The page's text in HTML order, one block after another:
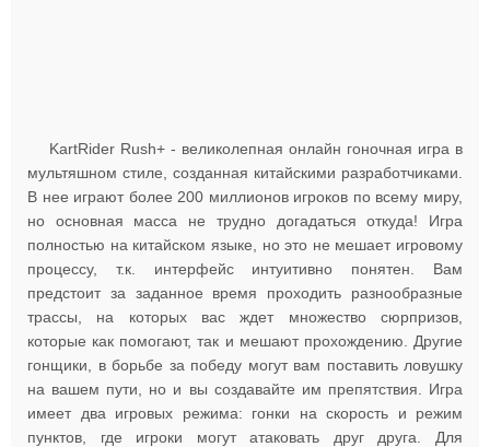
KartRider Rush+ - великолепная онлайн гоночная игра в
мультяшном стиле, созданная китайскими разработчиками.
В нее играют более 200 миллионов игроков по всему миру,
но основная масса не трудно догадаться откуда! Игра
полностью на китайском языке, но это не мешает игровому
процессу, т.к. интерфейс интуитивно понятен. Вам
предстоит за заданное время проходить разнообразные
трассы, на которых вас ждет множество сюрпризов,
которые как помогают, так и мешают прохождению. Другие
гонщики, в борьбе за победу могут вам поставить ловушку
на вашем пути, но и вы создавайте им препятствия. Игра
имеет два игровых режима: гонки на скорость и режим
пунктов, где игроки могут атаковать друг друга. Для